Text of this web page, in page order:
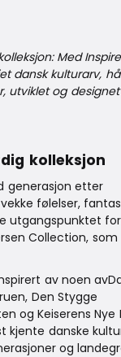
Med
dansk kulturarv,
utviklet og
kolleksjon
generasjon etter
følelser,
utgangspunktet for
Collection, som
av noen
Den Stygge
og Keiserens Nye
kjente danske
og